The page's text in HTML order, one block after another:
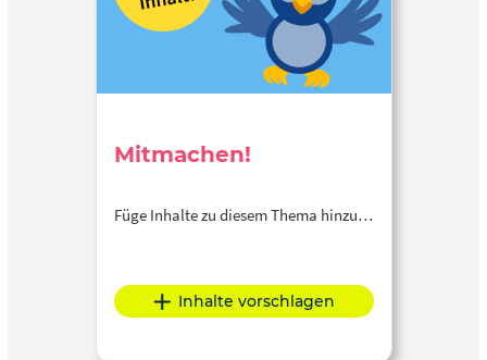
Mitmachen!
Füge Inhalte zu diesem Thema hinzu…
Inhalte vorschlagen